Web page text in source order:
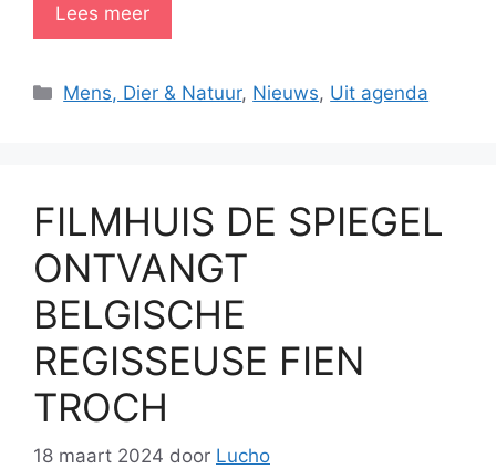
Lees meer
Categorieën
Mens, Dier & Natuur, Nieuws, Uit agenda
FILMHUIS DE SPIEGEL
ONTVANGT
BELGISCHE
REGISSEUSE FIEN
TROCH
18 maart 2024 door Lucho